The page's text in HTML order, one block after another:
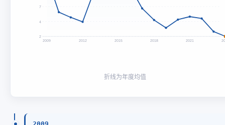
7
4
2
2009 2012 2015 2018 2021
折线为年度均值